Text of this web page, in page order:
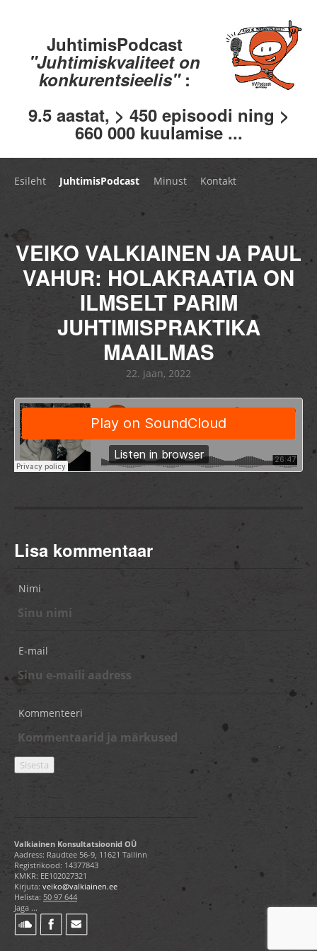
JuhtimisPodcast
"Juhtimiskvaliteet on
konkurentsieelis" :
9.5 aastat, > 450 episoodi ning >
660 000 kuulamise ...
Esileht JuhtimisPodcast Minust Kontakt
VEIKO VALKIAINEN JA PAUL
VAHUR: HOLAKRAATIA ON
ILMSELT PARIM
JUHTIMISPRAKTIKA
MAAILMAS
22. jaan, 2022
Lisa kommentaar
Nimi
E-mail
Kommenteeri
Valkiainen Konsultatsioonid OÜ
Aadress: Raudtee 56-9, 11621 Tallinn
Registrikood: 14377843
KMKR: EE102027321
Kirjuta: veiko@valkiainen.ee
Helista: 50 97 644
Jaga ...